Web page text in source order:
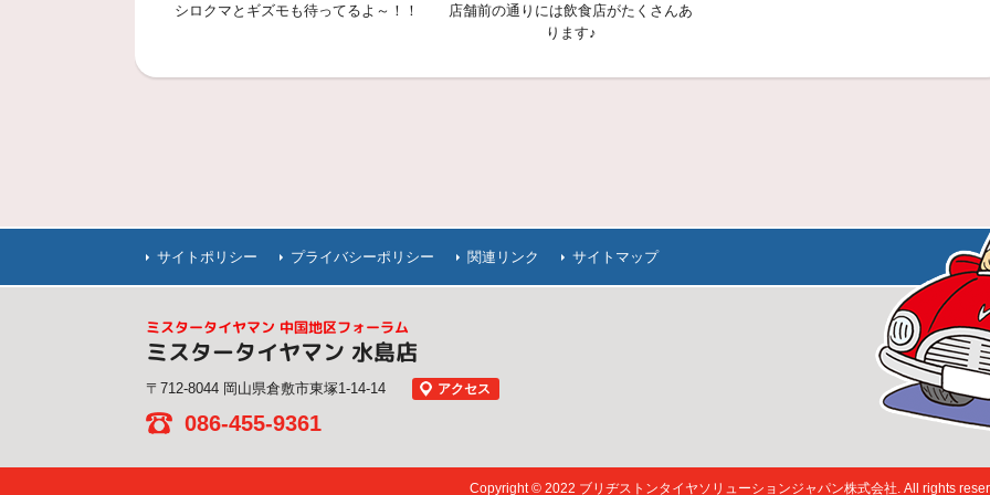
シロクマとギズモも待ってるよ～！！
店舗前の通りには飲食店がたくさんあ
ります♪
サイトポリシー プライバシーポリシー 関連リンク サイトマップ
ミスタータイヤマン 中国地区フォーラム
ミスタータイヤマン 水島店
〒712-8044 岡山県倉敷市東塚1-14-14 アクセス
086-455-9361
Copyright © 2022 ブリヂストンタイヤソリューションジャパン株式会社. All rights